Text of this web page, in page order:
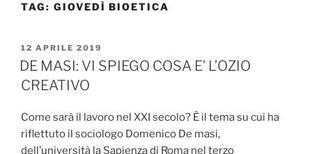
TAG: GIOVEDÌ BIOETICA
PUBBLICATO
IL
12 APRILE 2019
DE MASI: VI SPIEGO COSA E’ L’OZIO
CREATIVO
Come sarà il lavoro nel XXI secolo? È il tema su cui ha
riflettuto il sociologo Domenico De masi,
dell’università la Sapienza di Roma nel terzo